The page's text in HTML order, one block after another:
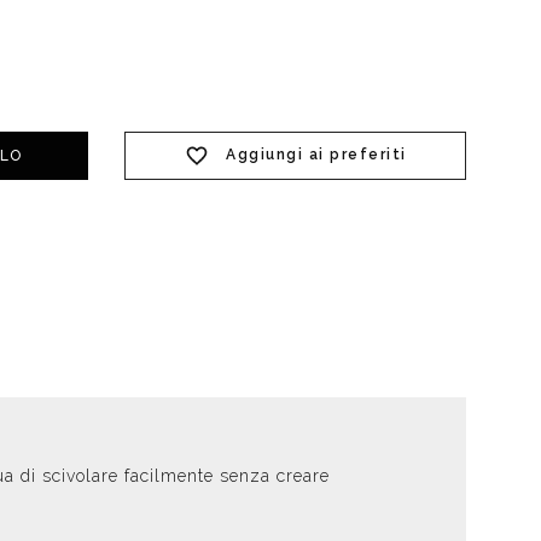
Aggiungi ai preferiti
di scivolare facilmente senza creare